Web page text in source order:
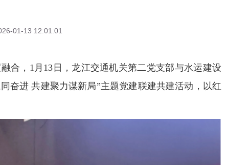
01-13 12:01:01
，1月13日，龙江交通机关第二党支部与水运建设
奋进 共建聚力谋新局”主题党建联建共建活动，以红